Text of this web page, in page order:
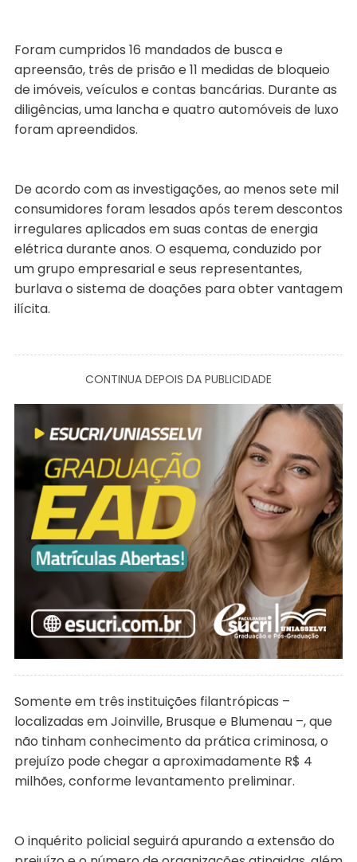
Foram cumpridos 16 mandados de busca e
apreensão, três de prisão e 11 medidas de bloqueio
de imóveis, veículos e contas bancárias. Durante as
diligências, uma lancha e quatro automóveis de luxo
foram apreendidos.
De acordo com as investigações, ao menos sete mil
consumidores foram lesados após terem descontos
irregulares aplicados em suas contas de energia
elétrica durante anos. O esquema, conduzido por
um grupo empresarial e seus representantes,
burlava o sistema de doações para obter vantagem
ilícita.
CONTINUA DEPOIS DA PUBLICIDADE
Somente em três instituições filantrópicas –
localizadas em Joinville, Brusque e Blumenau –, que
não tinham conhecimento da prática criminosa, o
prejuízo pode chegar a aproximadamente R$ 4
milhões, conforme levantamento preliminar.
O inquérito policial seguirá apurando a extensão do